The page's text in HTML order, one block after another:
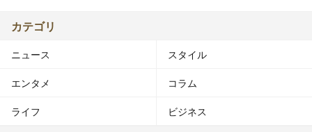
カテゴリ
ニュース スタイル
エンタメ コラム
ライフ ビジネス